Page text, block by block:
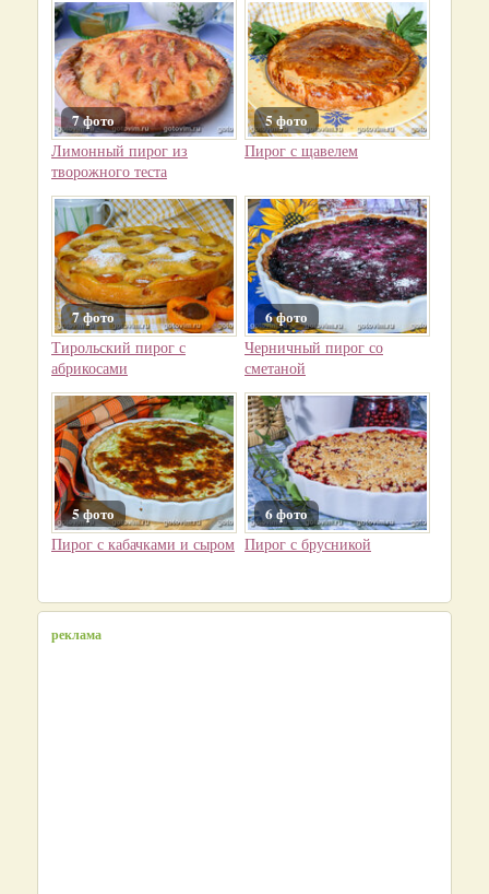
7 фото
Лимонный пирог из
творожного теста
5 фото
Пирог с щавелем
7 фото
Тирольский пирог с
абрикосами
6 фото
Черничный пирог со
сметаной
5 фото
Пирог с кабачками и сыром
6 фото
Пирог с брусникой
реклама